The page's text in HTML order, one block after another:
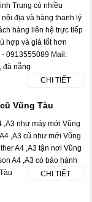
Trung có nhiều
địa và hàng thanh lý
hàng liên hệ trực tiếp
hợp và giá tốt hơn
0913555089 Mail:
đà nẵng
CHI TIẾT
Vũng Tàu
,A3 như máy mới Vũng
,A3 cũ như mới Vũng
A4 ,A3 tận nơi Vũng
A4 ,A3 có bảo hành
CHI TIẾT